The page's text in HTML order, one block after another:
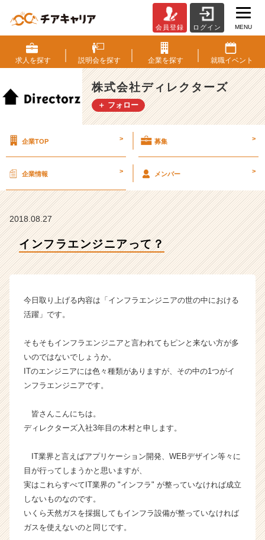
ン
フ
ラ
エ
ン
ジ
て？
会
レ
ク
の
ム
ラ
イ
チ
ー・
成
長
企
か
ら
会員登録 ログイン MENU
求人を探す 説明会を探す 企業を探す 就職イベント
株式会社ディレクターズ
＋ フォロー
企業TOP > 募集 >
企業情報 > メンバー >
2018.08.27
インフラエンジニアって？
今日取り上げる内容は「インフラエンジニアの世の中における
活躍」です。
そもそもインフラエンジニアと言われてもピンと来ない方が多
いのではないでしょうか。
ITのエンジニアには色々種類がありますが、その中の1つがイ
ンフラエンジニアです。
皆さんこんにちは。
ディレクターズ入社3年目の木村と申します。
IT業界と言えばアプリケーション開発、WEBデザイン等々に
目が行ってしまうかと思いますが、
実はこれらすべてIT業界の "インフラ" が整っていなければ成立
しないものなのです。
いくら天然ガスを採掘してもインフラ設備が整っていなければ
ガスを使えないのと同じです。